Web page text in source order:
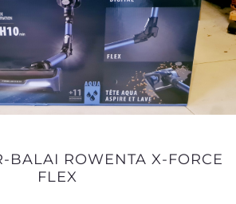
BALAI ROWENTA X-FORCE
FLEX